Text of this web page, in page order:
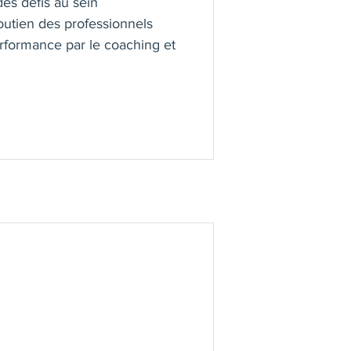
des professionnels
par le coaching et
Model®), j'ai eu